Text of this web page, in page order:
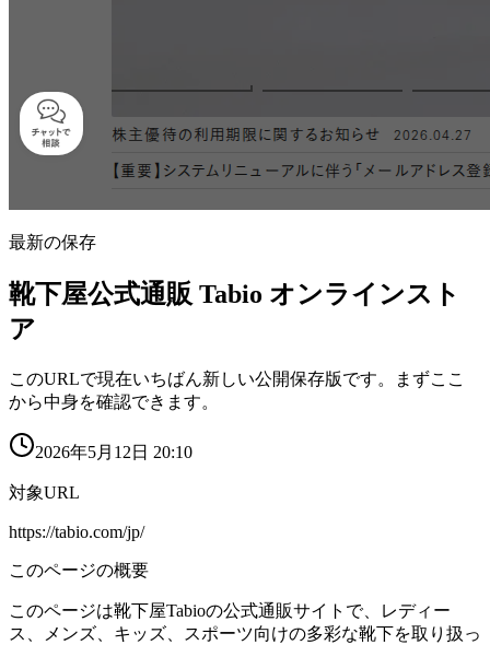
最新の保存
靴下屋公式通販 Tabio オンラインスト
ア
このURLで現在いちばん新しい公開保存版です。まずここ
から中身を確認できます。
2026年5月12日 20:10
対象URL
https://tabio.com/jp/
このページの概要
このページは靴下屋Tabioの公式通販サイトで、レディー
ス、メンズ、キッズ、スポーツ向けの多彩な靴下を取り扱っ